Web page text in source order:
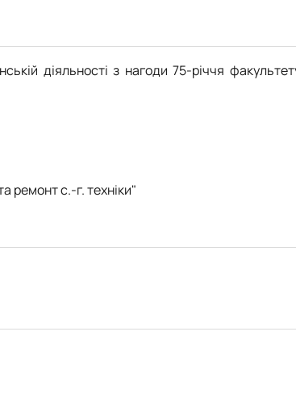
діяльності з нагоди 75-річчя
ремонт с.-г. техніки"